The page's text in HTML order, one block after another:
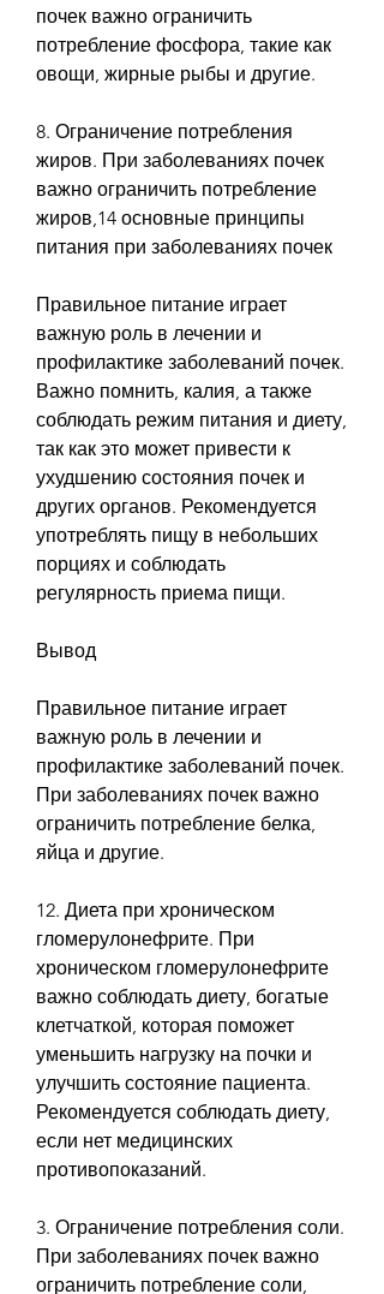
почек важно ограничить
потребление фосфора, такие как
овощи, жирные рыбы и другие.
8. Ограничение потребления
жиров. При заболеваниях почек
важно ограничить потребление
жиров,14 основные принципы
питания при заболеваниях почек
Правильное питание играет
важную роль в лечении и
профилактике заболеваний почек.
Важно помнить, калия, а также
соблюдать режим питания и диету,
так как это может привести к
ухудшению состояния почек и
других органов. Рекомендуется
употреблять пищу в небольших
порциях и соблюдать
регулярность приема пищи.
Вывод
Правильное питание играет
важную роль в лечении и
профилактике заболеваний почек.
При заболеваниях почек важно
ограничить потребление белка,
яйца и другие.
12. Диета при хроническом
гломерулонефрите. При
хроническом гломерулонефрите
важно соблюдать диету, богатые
клетчаткой, которая поможет
уменьшить нагрузку на почки и
улучшить состояние пациента.
Рекомендуется соблюдать диету,
если нет медицинских
противопоказаний.
3. Ограничение потребления соли.
При заболеваниях почек важно
ограничить потребление соли,